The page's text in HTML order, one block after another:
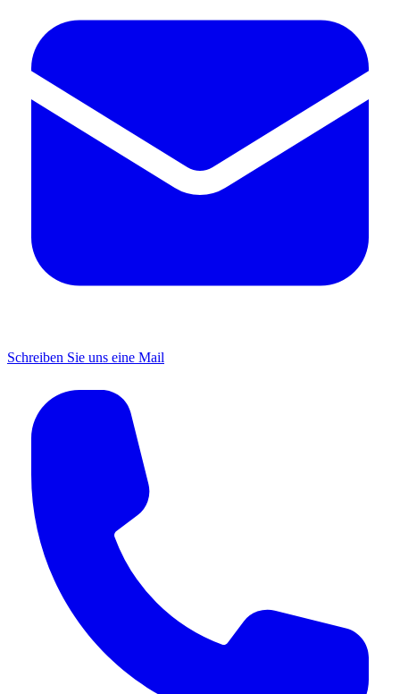
Schreiben Sie uns eine Mail